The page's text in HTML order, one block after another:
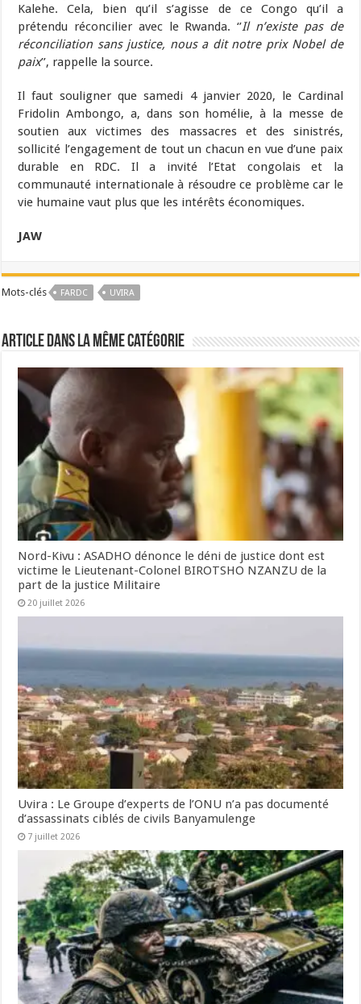
Kalehe. Cela, bien qu’il s’agisse de ce Congo qu’il a
prétendu réconcilier avec le Rwanda. ‘’Il n’existe pas de
réconciliation sans justice, nous a dit notre prix Nobel de
paix’’, rappelle la source.
Il faut souligner que samedi 4 janvier 2020, le Cardinal
Fridolin Ambongo, a, dans son homélie, à la messe de
soutien aux victimes des massacres et des sinistrés,
sollicité l’engagement de tout un chacun en vue d’une paix
durable en RDC. Il a invité l’Etat congolais et la
communauté internationale à résoudre ce problème car le
vie humaine vaut plus que les intérêts économiques.
JAW
Mots-clés FARDC UVIRA
Article dans la même catégorie
Nord-Kivu : ASADHO dénonce le déni de justice dont est
victime le Lieutenant-Colonel BIROTSHO NZANZU de la
part de la justice Militaire
20 juillet 2026
Uvira : Le Groupe d’experts de l’ONU n’a pas documenté
d’assassinats ciblés de civils Banyamulenge
7 juillet 2026